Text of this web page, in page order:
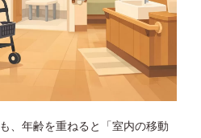
、年齢を重ねると「室内の移動